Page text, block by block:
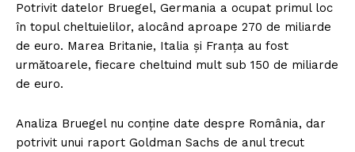
Potrivit datelor Bruegel, Germania a ocupat primul loc
în topul cheltuielilor, alocând aproape 270 de miliarde
de euro. Marea Britanie, Italia și Franța au fost
următoarele, fiecare cheltuind mult sub 150 de miliarde
de euro.
Analiza Bruegel nu conține date despre România, dar
potrivit unui raport Goldman Sachs de anul trecut